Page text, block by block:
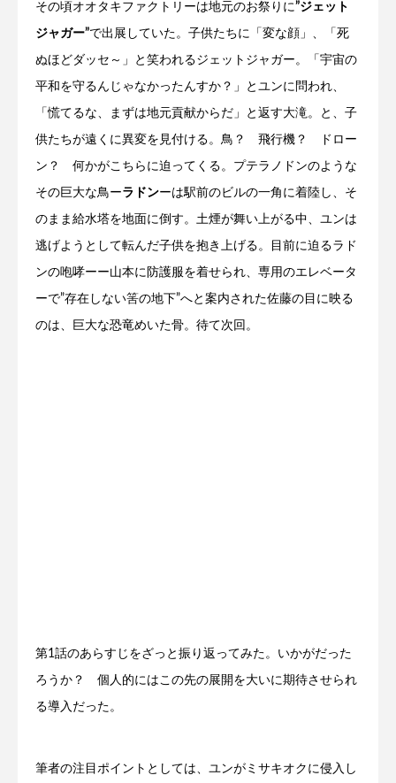
その頃オオタキファクトリーは地元のお祭りに”ジェット
ジャガー”で出展していた。子供たちに「変な顔」、「死
ぬほどダッセ～」と笑われるジェットジャガー。「宇宙の
平和を守るんじゃなかったんすか？」とユンに問われ、
「慌てるな、まずは地元貢献からだ」と返す大滝。と、子
供たちが遠くに異変を見付ける。鳥？ 飛行機？ ドロー
ン？ 何かがこちらに迫ってくる。プテラノドンのような
その巨大な鳥ーラドンーは駅前のビルの一角に着陸し、そ
のまま給水塔を地面に倒す。土煙が舞い上がる中、ユンは
逃げようとして転んだ子供を抱き上げる。目前に迫るラド
ンの咆哮ーー山本に防護服を着せられ、専用のエレベータ
ーで”存在しない筈の地下”へと案内された佐藤の目に映る
のは、巨大な恐竜めいた骨。待て次回。
第1話のあらすじをざっと振り返ってみた。いかがだった
ろうか？ 個人的にはこの先の展開を大いに期待させられ
る導入だった。
筆者の注目ポイントとしては、ユンがミサキオクに侵入し